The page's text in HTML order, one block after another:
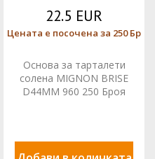
22.5 EUR
Цената е посочена за 250 Бр
Основа за тарталети
солена MIGNON BRISE
D44MM 960 250 Броя